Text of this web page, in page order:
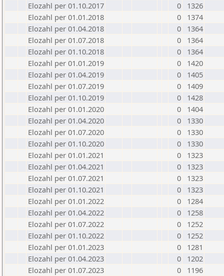
Elozahl per 01.10.2017
0
1326
Elozahl per 01.01.2018
0
1374
Elozahl per 01.04.2018
0
1364
Elozahl per 01.07.2018
0
1364
Elozahl per 01.10.2018
0
1364
Elozahl per 01.01.2019
0
1420
Elozahl per 01.04.2019
0
1405
Elozahl per 01.07.2019
0
1409
Elozahl per 01.10.2019
0
1428
Elozahl per 01.01.2020
0
1404
Elozahl per 01.04.2020
0
1330
Elozahl per 01.07.2020
0
1330
Elozahl per 01.10.2020
0
1330
Elozahl per 01.01.2021
0
1323
Elozahl per 01.04.2021
0
1323
Elozahl per 01.07.2021
0
1323
Elozahl per 01.10.2021
0
1323
Elozahl per 01.01.2022
0
1284
Elozahl per 01.04.2022
0
1258
Elozahl per 01.07.2022
0
1252
Elozahl per 01.10.2022
0
1252
Elozahl per 01.01.2023
0
1281
Elozahl per 01.04.2023
0
1202
Elozahl per 01.07.2023
0
1196